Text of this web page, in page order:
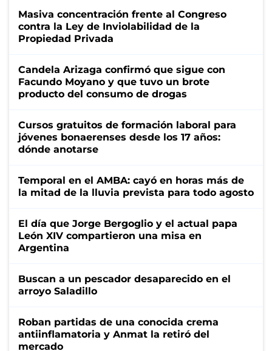
Masiva concentración frente al Congreso
contra la Ley de Inviolabilidad de la
Propiedad Privada
Candela Arizaga confirmó que sigue con
Facundo Moyano y que tuvo un brote
producto del consumo de drogas
Cursos gratuitos de formación laboral para
jóvenes bonaerenses desde los 17 años:
dónde anotarse
Temporal en el AMBA: cayó en horas más de
la mitad de la lluvia prevista para todo agosto
El día que Jorge Bergoglio y el actual papa
León XIV compartieron una misa en
Argentina
Buscan a un pescador desaparecido en el
arroyo Saladillo
Roban partidas de una conocida crema
antiinflamatoria y Anmat la retiró del
mercado